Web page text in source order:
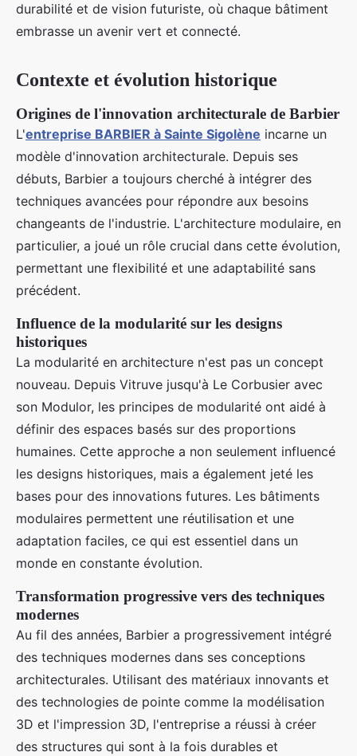
durabilité et de vision futuriste, où chaque bâtiment
embrasse un avenir vert et connecté.
Contexte et évolution historique
Origines de l'innovation architecturale de Barbier
L'entreprise BARBIER à Sainte Sigolène incarne un
modèle d'innovation architecturale. Depuis ses
débuts, Barbier a toujours cherché à intégrer des
techniques avancées pour répondre aux besoins
changeants de l'industrie. L'architecture modulaire, en
particulier, a joué un rôle crucial dans cette évolution,
permettant une flexibilité et une adaptabilité sans
précédent.
Influence de la modularité sur les designs
historiques
La modularité en architecture n'est pas un concept
nouveau. Depuis Vitruve jusqu'à Le Corbusier avec
son Modulor, les principes de modularité ont aidé à
définir des espaces basés sur des proportions
humaines. Cette approche a non seulement influencé
les designs historiques, mais a également jeté les
bases pour des innovations futures. Les bâtiments
modulaires permettent une réutilisation et une
adaptation faciles, ce qui est essentiel dans un
monde en constante évolution.
Transformation progressive vers des techniques
modernes
Au fil des années, Barbier a progressivement intégré
des techniques modernes dans ses conceptions
architecturales. Utilisant des matériaux innovants et
des technologies de pointe comme la modélisation
3D et l'impression 3D, l'entreprise a réussi à créer
des structures qui sont à la fois durables et